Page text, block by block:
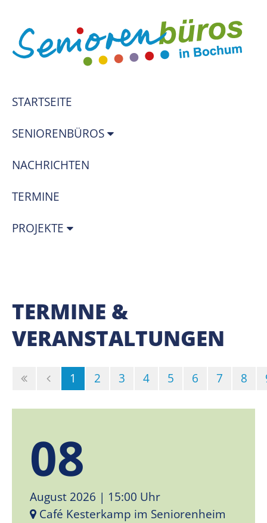
STARTSEITE
SENIORENBÜROS
NACHRICHTEN
TERMINE
PROJEKTE
TERMINE &
VERANSTALTUNGEN
1 (Standort)
2 3 4 5 6 7 8
08
August 2026 | 15:00 Uhr
Café Kesterkamp im Seniorenheim